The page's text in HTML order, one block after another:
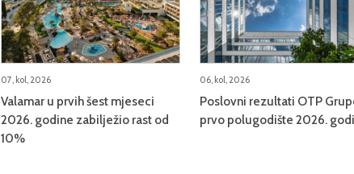
07, kol, 2026
Valamar u prvih šest mjeseci
2026. godine zabilježio rast od
10%
06, kol, 2026
Poslovni rezultati OTP
prvo polugodište 2026.